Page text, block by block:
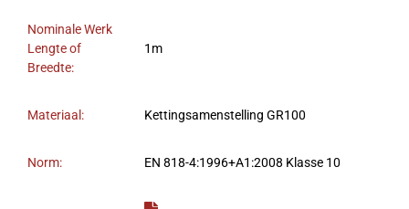
Nominale Werk
Lengte of
Breedte:
1m
Materiaal: Kettingsamenstelling GR100
Norm: EN 818-4:1996+A1:2008 Klasse 10